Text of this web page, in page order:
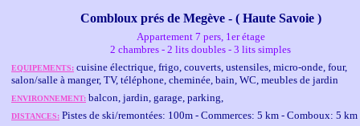
Combloux prés de Megève - ( Haute Savoie )
Appartement 7 pers, 1er étage
2 chambres - 2 lits doubles - 3 lits simples
EQUIPEMENTS: cuisine électrique, frigo, couverts, ustensiles, micro-onde, four,
salon/salle à manger, TV, téléphone, cheminée, bain, WC, meubles de jardin
ENVIRONNEMENT: balcon, jardin, garage, parking,
DISTANCES: Pistes de ski/remontées: 100m - Commerces: 5 km - Comboux: 5 km